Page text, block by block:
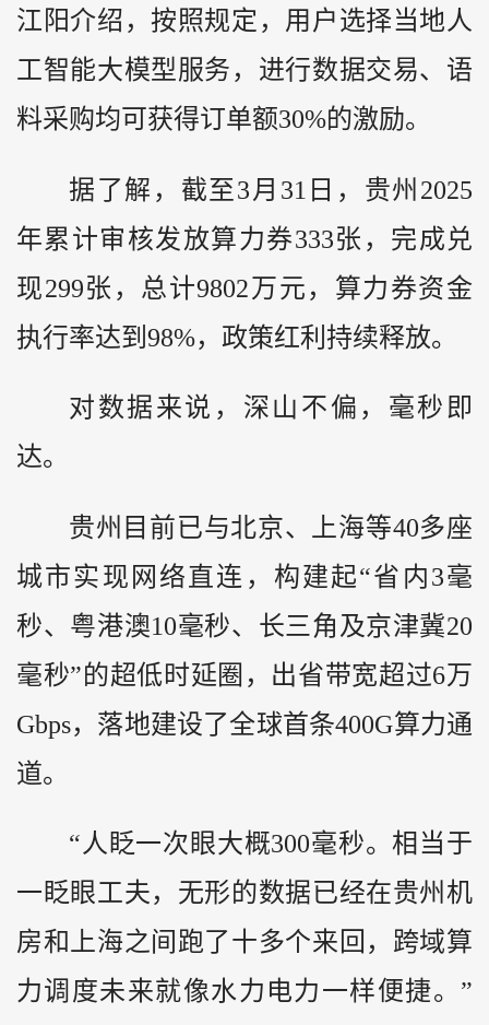
江阳介绍，按照规定，用户选择当地人
工智能大模型服务，进行数据交易、语
料采购均可获得订单额30%的激励。
据了解，截至3月31日，贵州2025
年累计审核发放算力券333张，完成兑
现299张，总计9802万元，算力券资金
执行率达到98%，政策红利持续释放。
对数据来说，深山不偏，毫秒即
达。
贵州目前已与北京、上海等40多座
城市实现网络直连，构建起“省内3毫
秒、粤港澳10毫秒、长三角及京津冀20
毫秒”的超低时延圈，出省带宽超过6万
Gbps，落地建设了全球首条400G算力通
道。
“人眨一次眼大概300毫秒。相当于
一眨眼工夫，无形的数据已经在贵州机
房和上海之间跑了十多个来回，跨域算
力调度未来就像水力电力一样便捷。”